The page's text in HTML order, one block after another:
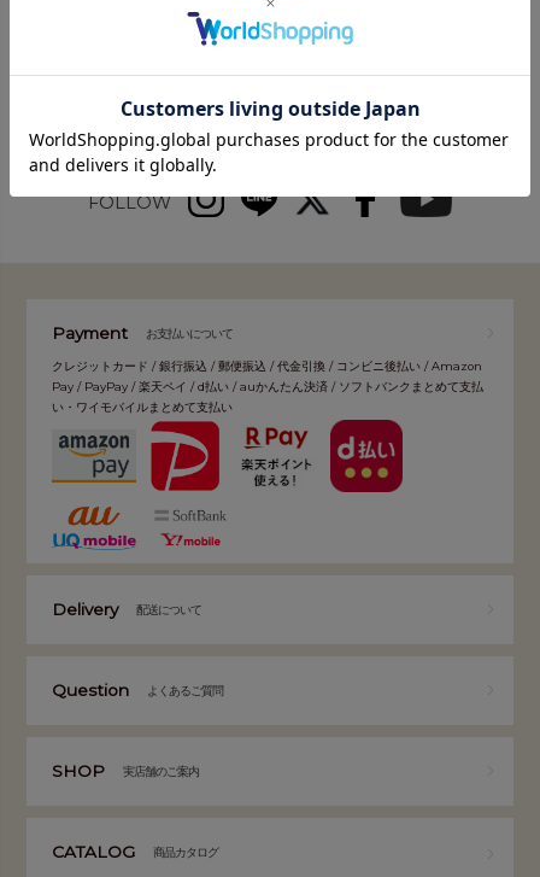
FOLLOW
Payment お支払いについて
クレジットカード / 銀行振込 / 郵便振込 / 代金引換 / コンビニ後払い / Amazon
Pay / PayPay / 楽天ペイ / d払い / auかんたん決済 / ソフトバンクまとめて支払
い・ワイモバイルまとめて支払い
Delivery 配送について
Question よくあるご質問
SHOP 実店舗のご案内
CATALOG 商品カタログ